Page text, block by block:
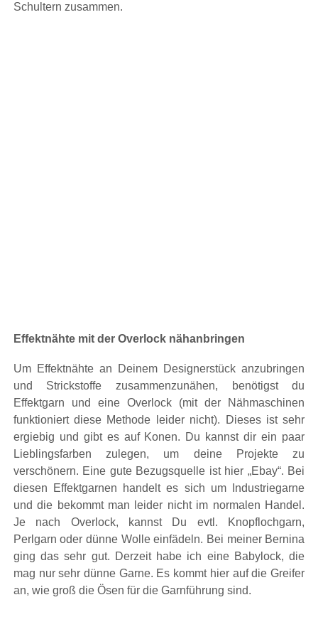
Schultern zusammen.
Effektnähte mit der Overlock nähanbringen
Um Effektnähte an Deinem Designerstück anzubringen
und Strickstoffe zusammenzunähen, benötigst du
Effektgarn und eine Overlock (mit der Nähmaschinen
funktioniert diese Methode leider nicht). Dieses ist sehr
ergiebig und gibt es auf Konen. Du kannst dir ein paar
Lieblingsfarben zulegen, um deine Projekte zu
verschönern. Eine gute Bezugsquelle ist hier „Ebay“. Bei
diesen Effektgarnen handelt es sich um Industriegarne
und die bekommt man leider nicht im normalen Handel.
Je nach Overlock, kannst Du evtl. Knopflochgarn,
Perlgarn oder dünne Wolle einfädeln. Bei meiner Bernina
ging das sehr gut. Derzeit habe ich eine Babylock, die
mag nur sehr dünne Garne. Es kommt hier auf die Greifer
an, wie groß die Ösen für die Garnführung sind.